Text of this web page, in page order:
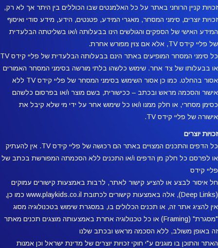
זכויות קניין הרוחני באתר על כל האלמנטים שבו הכוללים בין היתר אך לא רק,
זכויות יוצרים, סימני המסחר, מאגרי המידע, פטנטים, הידע, מידע סודי ואיסוף
המידע האישי של הספקים והגולשים הינו בבעלותה ו/או בשליטתה הבלעדית
של פליי קידס TV, אלא אם צוין מפורש אחרת.
כל סימני המסחר המופיעים באתר הינם בבעלותה הבלעדית של פליי קידס TV
או בבעלותו של צד אחר. שימוש כלשהו בלתי מורשה בסימני המסחר האמורים
אסור בהחלט. כמו כן אסור השימוש בסימני המסחר של פליי קידס TV ללא
אישור והסכמה מראש ובכתב – ככישורית, בשם מוצר ו/או בפרסום כלשהם
כסימן מסחרי, או חלק ממנו ו/או כל שימוש אחר על ידי מי שלא קיבל את
אישורה של פליי קידס TV.
זכויות יוצרים
כל הדפים והתכנים המצויים באתר הם רכושה של פליי קידס TV. אין להעתיק
או לפרסם כל חלק מן הדפים ו/או התכנים ללא הסכמתה המפורשת בכתב של
פליי קידס
חל איסור לבצע או להציע קישור לאתר, לרבות באמצעות קישורים עמוקים
(Deep Links), אלה באמצעות קישורים לכתובת www.playkids.co.il כמו כן,
אין להציג אתר זה, או תכנים הכלולים בו, במסגרת שימוש בטכנולוגיה מסוג
"מסגרת" (Framing) או כל טכנולוגיה אחרת באמצעותה מוצגים תכנים מאתר
זה באופן משולב, ללא הסכמה מראש ובכתב שלנו
האתר והתוכן בו מוגנים ע"י חוקי זכויות יוצרים של מדינת ישראל וכן אמנות